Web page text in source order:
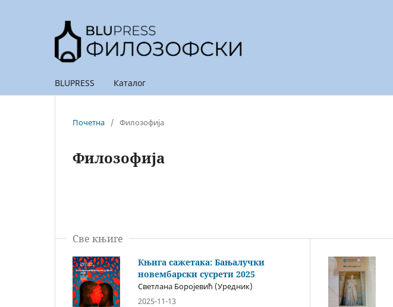
BLUPRESS Каталог
Почетна / Филозофија
Филозофија
Све књиге
Књига сажетака: Бањалучки
новембарски сусрети 2025
Светлана Боројевић (Уредник)
2025-11-13